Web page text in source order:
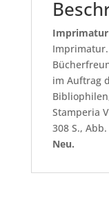
Folge
Menge
Imprimatur
im Auftrag
Stamperia
308 S.,
Neu.